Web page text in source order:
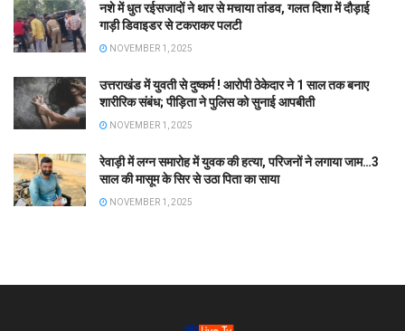
नशे में धुत रईसजादों ने थार से मचाया तांडव, गलत दिशा में दौड़ाई
गाड़ी डिवाइडर से टकराकर पलटी
NOVEMBER 1, 2025
उत्तराखंड में युवती से दुष्कर्म ! आरोपी ठेकेदार ने 1 साल तक बनाए
शारीरिक संबंध; पीड़िता ने पुलिस को सुनाई आपबीती
NOVEMBER 1, 2025
रेवाड़ी में लग्न समारोह में युवक की हत्या, परिजनों ने लगाया जाम…3
साल की मासूम के सिर से उठा पिता का साया
NOVEMBER 1, 2025